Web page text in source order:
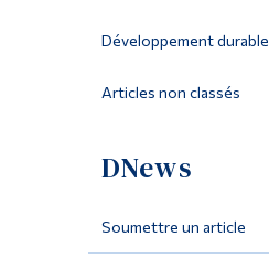
Développement durable
Articles non classés
DNews
Soumettre un article